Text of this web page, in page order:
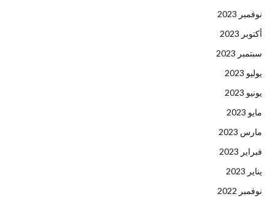
نوفمبر 2023
أكتوبر 2023
سبتمبر 2023
يوليو 2023
يونيو 2023
مايو 2023
مارس 2023
فبراير 2023
يناير 2023
نوفمبر 2022